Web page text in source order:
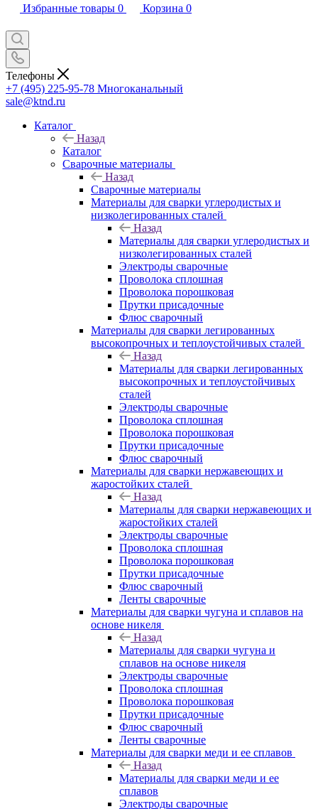
Избранные товары 0 Корзина 0
Телефоны
+7 (495) 225-95-78 Многоканальный
sale@ktnd.ru
Каталог
Назад
Каталог
Сварочные материалы
Назад
Сварочные материалы
Материалы для сварки углеродистых и
низколегированных сталей
Назад
Материалы для сварки углеродистых и
низколегированных сталей
Электроды сварочные
Проволока сплошная
Проволока порошковая
Прутки присадочные
Флюс сварочный
Материалы для сварки легированных
высокопрочных и теплоустойчивых сталей
Назад
Материалы для сварки легированных
высокопрочных и теплоустойчивых
сталей
Электроды сварочные
Проволока сплошная
Проволока порошковая
Прутки присадочные
Флюс сварочный
Материалы для сварки нержавеющих и
жаростойких сталей
Назад
Материалы для сварки нержавеющих и
жаростойких сталей
Электроды сварочные
Проволока сплошная
Проволока порошковая
Прутки присадочные
Флюс сварочный
Ленты сварочные
Материалы для сварки чугуна и сплавов на
основе никеля
Назад
Материалы для сварки чугуна и
сплавов на основе никеля
Электроды сварочные
Проволока сплошная
Проволока порошковая
Прутки присадочные
Флюс сварочный
Ленты сварочные
Материалы для сварки меди и ее сплавов
Назад
Материалы для сварки меди и ее
сплавов
Электроды сварочные